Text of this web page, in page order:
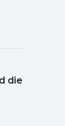
die